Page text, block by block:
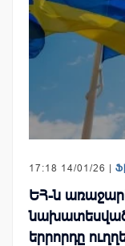
17:18 14/01/26 |
ԵՀ-ն
նախատեսված
երրորդը